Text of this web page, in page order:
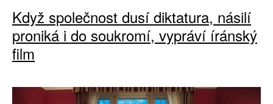
Když společnost dusí diktatura, násilí
proniká i do soukromí, vypráví íránský
film